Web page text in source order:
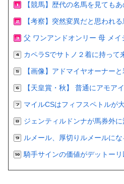
【競馬】歴代の名馬を見ても
【考察】突然変異だと思われ
父 ワンアンドオンリー 母 メイ
カペラSでサトノ２着に持って
【画像】アドマイヤオーナー
【天皇賞・秋】 普通にアモア
マイルCSはフィフスペトルが
ジェンティルドンナが馬券外
ルメール、厚切りルメールにな
騎手サインの価値がデットー